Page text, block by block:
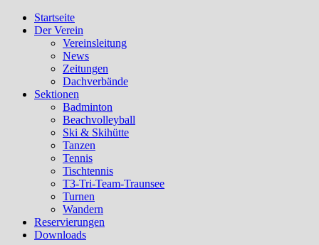
Sportunion Ohlsdorf
Sport und Spass
Startseite
Der Verein
Vereinsleitung
News
Zeitungen
Dachverbände
Sektionen
Badminton
Beachvolleyball
Ski & Skihütte
Tanzen
Tennis
Tischtennis
T3-Tri-Team-Traunsee
Turnen
Wandern
Reservierungen
Downloads